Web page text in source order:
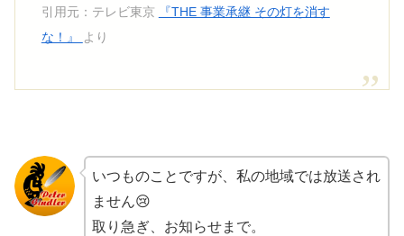
引用元：テレビ東京
『THE 事業承継 その灯を消す
な！』
より
いつものことですが、私の地域では放送され
ません😢
取り急ぎ、お知らせまで。